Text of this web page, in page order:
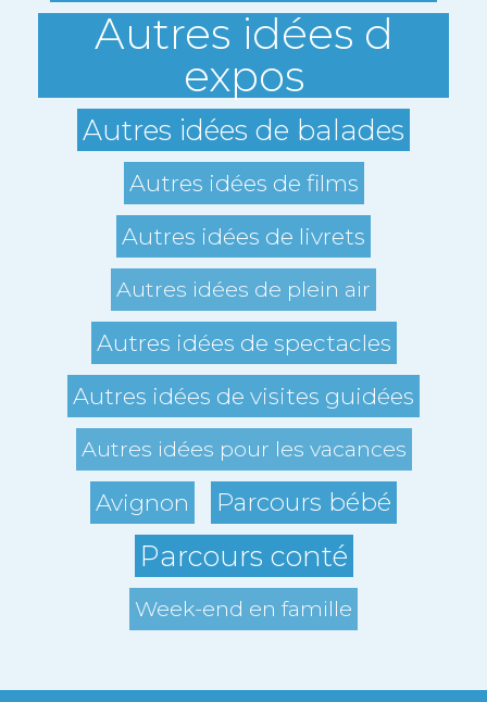
Autres idées d
expos
Autres idées de balades
Autres idées de films
Autres idées de livrets
Autres idées de plein air
Autres idées de spectacles
Autres idées de visites guidées
Autres idées pour les vacances
Avignon Parcours bébé
Parcours conté
Week-end en famille